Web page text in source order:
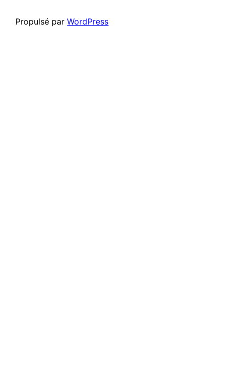
Propulsé parWordPress